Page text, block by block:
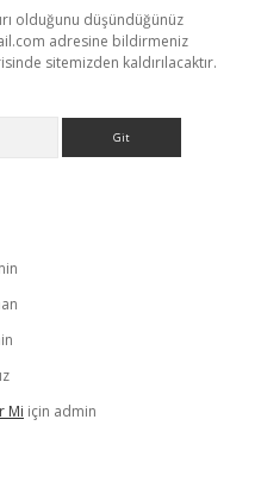
olduğunu düşündüğünüz
adresine bildirmeniz
sitemizden kaldırılacaktır.
Mi için admin